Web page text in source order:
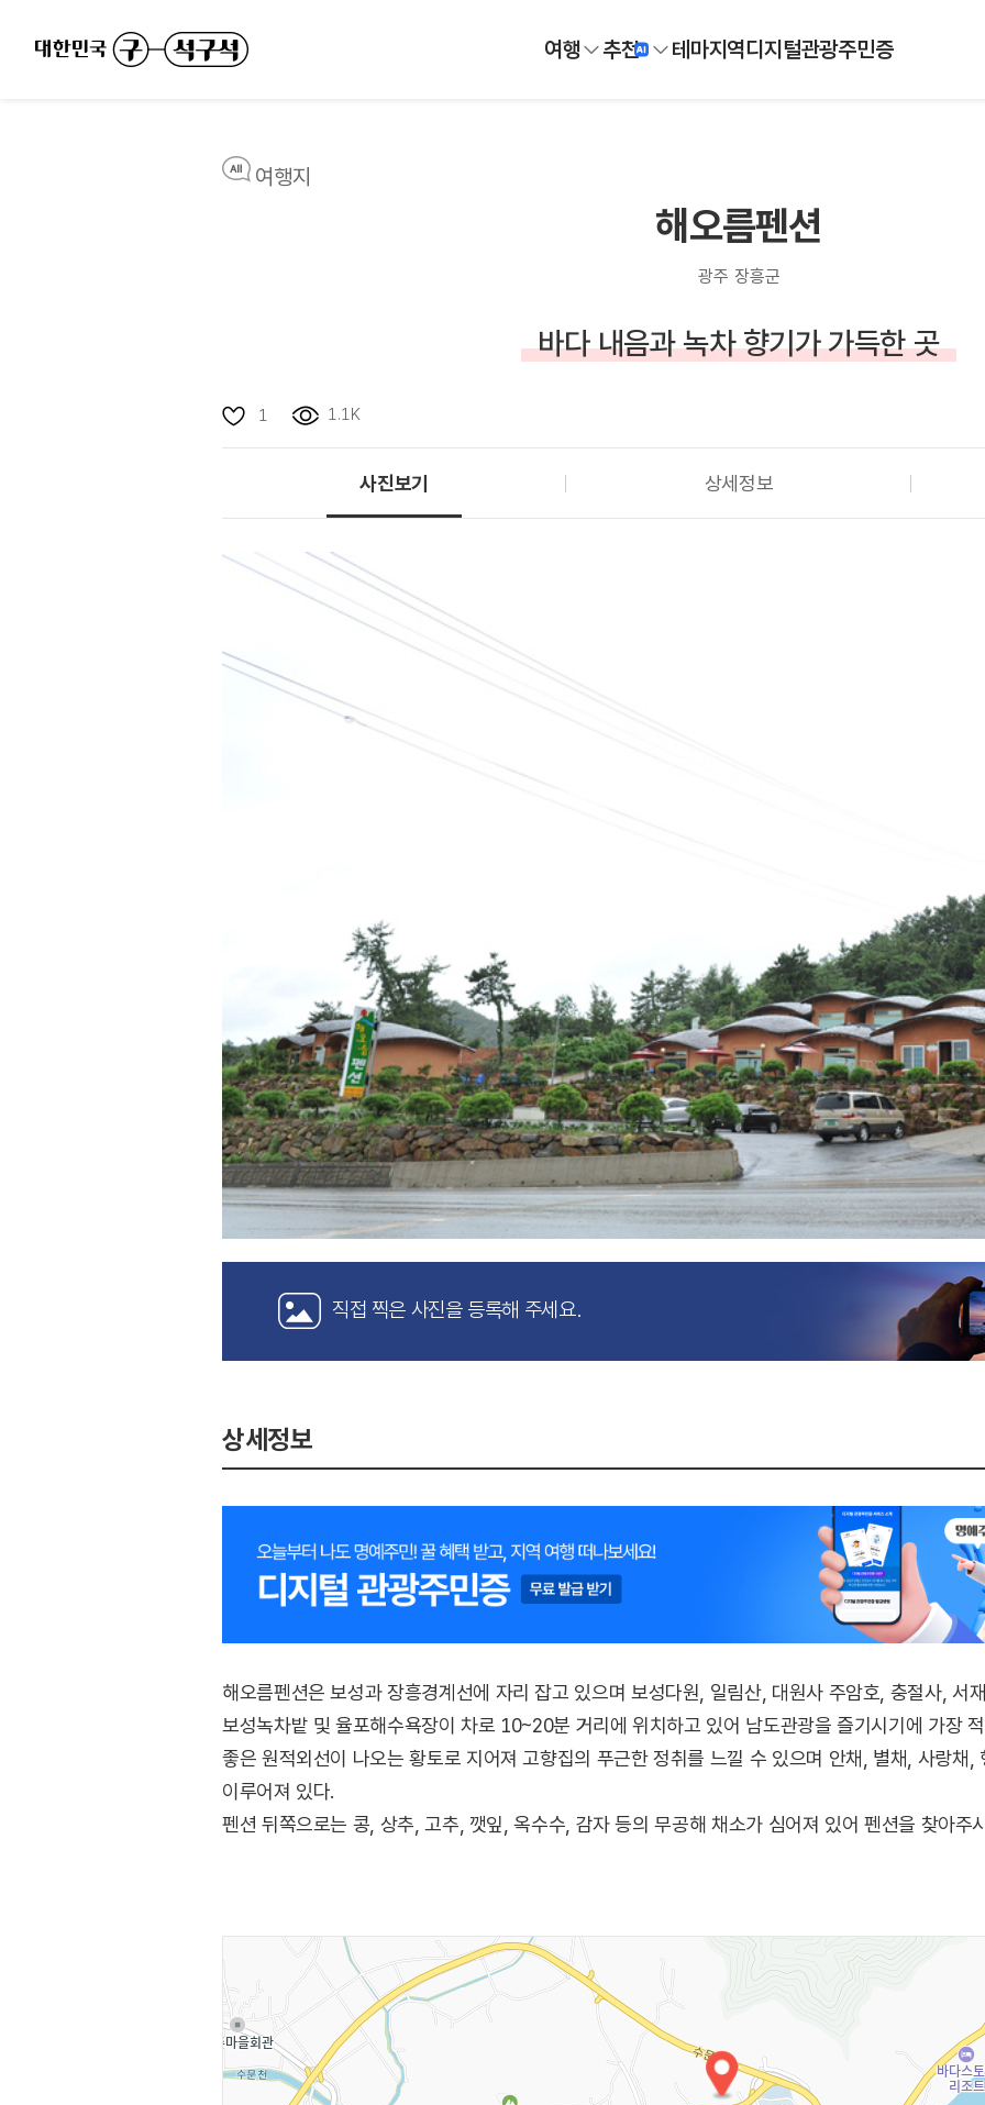
여행 추천 테마지역디지털관광주민증
여행지
해오름펜션
광주 장흥군
바다 내음과 녹차 향기가 가득한 곳
1 1.1K
사진보기 상세정보
직접 찍은 사진을 등록해 주세요.
상세정보
해오름펜션은 보성과 장흥경계선에 자리 잡고 있으며 보성다원, 일림산, 대원사 주암호, 충절사, 서
보성녹차밭 및 율포해수욕장이 차로 10~20분 거리에 위치하고 있어 남도관광을 즐기시기에 가장
좋은 원적외선이 나오는 황토로 지어져 고향집의 푸근한 정취를 느낄 수 있으며 안채, 별채, 사랑채
이루어져 있다.
펜션 뒤쪽으로는 콩, 상추, 고추, 깻잎, 옥수수, 감자 등의 무공해 채소가 심어져 있어 펜션을 찾아주